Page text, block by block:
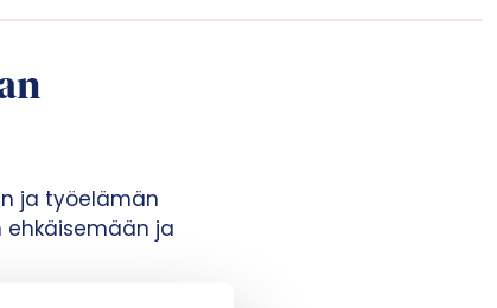
ja työelämän
ja